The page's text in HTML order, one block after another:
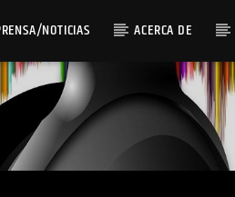
NOTICIAS ACERCA DE